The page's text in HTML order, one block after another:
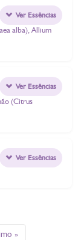
alba), Allium
Ver Essências
(Citrus
Ver Essências
Ver Essências
»